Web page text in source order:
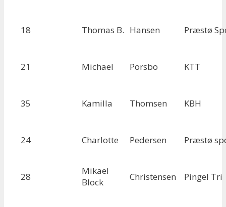
18 Thomas B. Hansen Præstø
21 Michael Porsbo KTT
35 Kamilla Thomsen KBH
24 Charlotte Pedersen Præstø
28
Mikael
Block
Christensen Pingel Tri